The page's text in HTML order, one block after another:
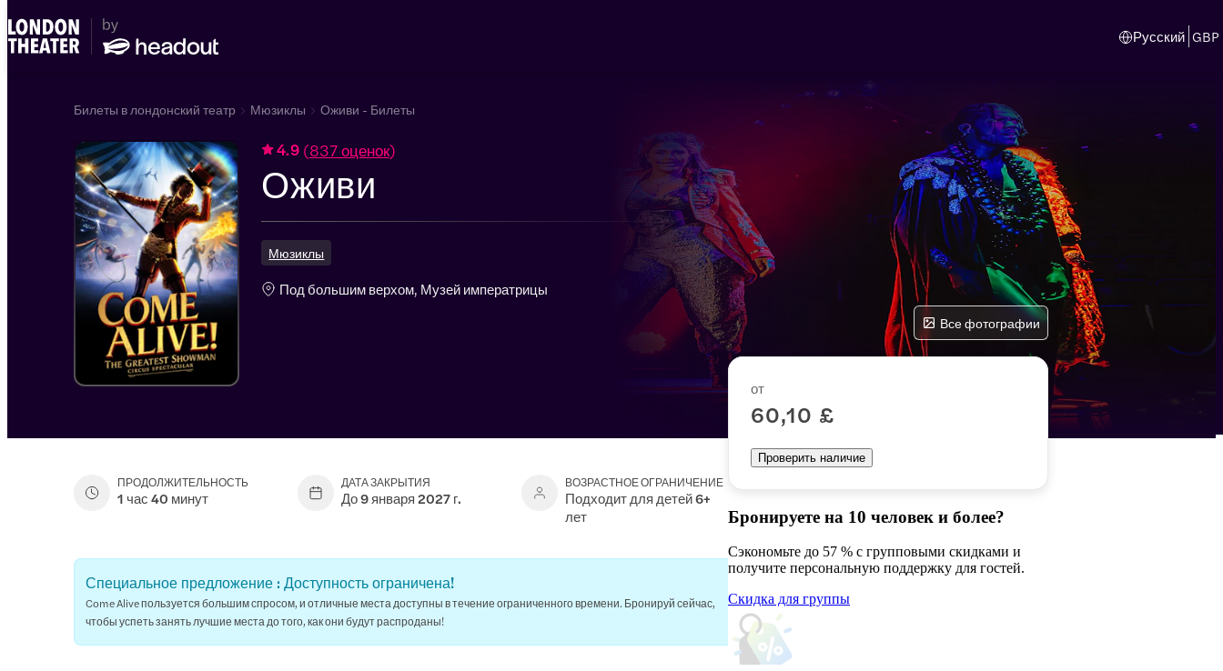
Русский GBP
Билеты в лондонский театр Мюзиклы Оживи - Билеты
4.9 (837 оценок)
Оживи
Мюзиклы
Под большим верхом, Музей императрицы
Все фотографии
ПРОДОЛЖИТЕЛЬНОСТЬ
1 час 40 минут
ДАТА ЗАКРЫТИЯ
До 9 января 2027 г.
ВОЗРАСТНОЕ ОГРАНИЧЕНИЕ
Подходит для детей 6+
лет
Специальное предложение : Доступность ограничена!
Come Alive пользуется большим спросом, и отличные места доступны в течение ограниченного времени. Бронируй сейчас,
чтобы успеть занять лучшие места до того, как они будут распроданы!
от
60,10 £
Проверить наличие
Бронируете на 10 человек и более?
Сэкономьте до 57 % с групповыми скидками и
получите персональную поддержку для гостей.
Скидка для группы